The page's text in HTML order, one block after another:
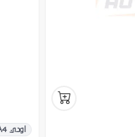
اودي A4